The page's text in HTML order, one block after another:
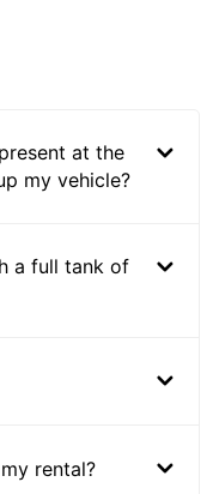
at the
my vehicle?
a full tank of
rental?